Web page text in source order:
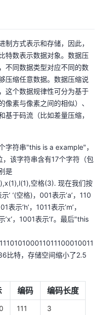
方式表示和存储，因此，
特数表示数据对象。数据压
不同数据类型对应不同的数
压缩任意数据。数据压缩说
这个数据规律性可分为基于
素与像素之间的相似）、
于码流（比如差量压缩，
字符串"this is a example"，
该字符串含有17个字符（包
是
空格(3). 现在我们按
’ ‘(空格)，001表示’a’，110
表示’h’，1011表示’m’，
，1001表示’l’。最后"this
比特，存储空间缩小了2.5
编码 编码长度
111
3